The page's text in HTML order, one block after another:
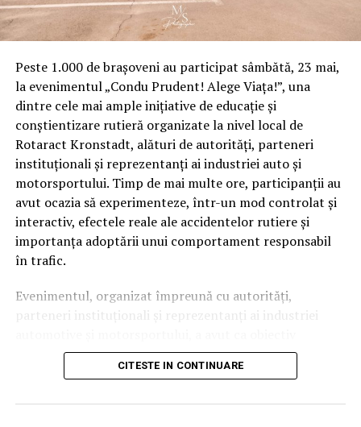
munca totale). SUA trateaza criza cu dobanzi zero si
ajutoare tintite catre populatie si MICILE companii de
2.300 de miliarde de dolari. Romania trateaza o situatie
mai grava decat in SUA, cu austeritate, cu dobanzi inalte
si cu marje la credite de doua ori si jumatate mai mari
decat in cazul depozitelor, precizeaza analistul
economic Radu Teodor Sovaini. (Cerasela N.).
ARTICOLE PE ACEIASI TEMA: PRIMA
URMATORUL
EDITORIAL/Indiferent de tensiunile care vor aparea
si/sau escalada, rugam pe locuitorii judetului Prahova
sa nu agreseze autoritatea militara, indiferent de
NU RATATI
Dănuț Pop: „În sfârșit, Guvenul a înțeles să interzică
Peste 1.000 de brașoveni au participat sâmbătă, 23 mai,
la evenimentul „Condu Prudent! Alege Viața!”, una
dintre cele mai ample inițiative de educație și
conștientizare rutieră organizate la nivel local de
Rotaract Kronstadt, alături de autorități, parteneri
instituționali și reprezentanți ai industriei auto și
motorsportului. Timp de mai multe ore, participanții au
avut ocazia să experimenteze, într-un mod controlat și
interactiv, efectele reale ale accidentelor rutiere și
importanța adoptării unui comportament responsabil
în trafic.
Evenimentul, organizat împreună cu autorități,
parteneri instituționali și reprezentanți ai industriei
principal transformarea prevenției într-o experiență
practică și accesibilă publicului larg.
CITESTE IN CONTINUARE